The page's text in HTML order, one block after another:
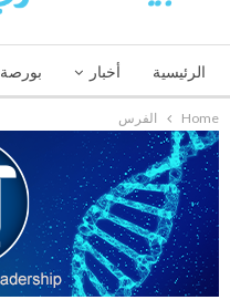
الرئيسية أخبار بورصة
Home الفرس